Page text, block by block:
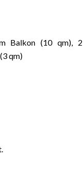
Balkon (10 qm), 2
qm)